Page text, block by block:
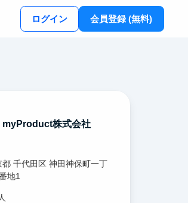
ログイン 会員登録 (無料)
myProduct株式会社
都 千代田区 神田神保町一丁
地1